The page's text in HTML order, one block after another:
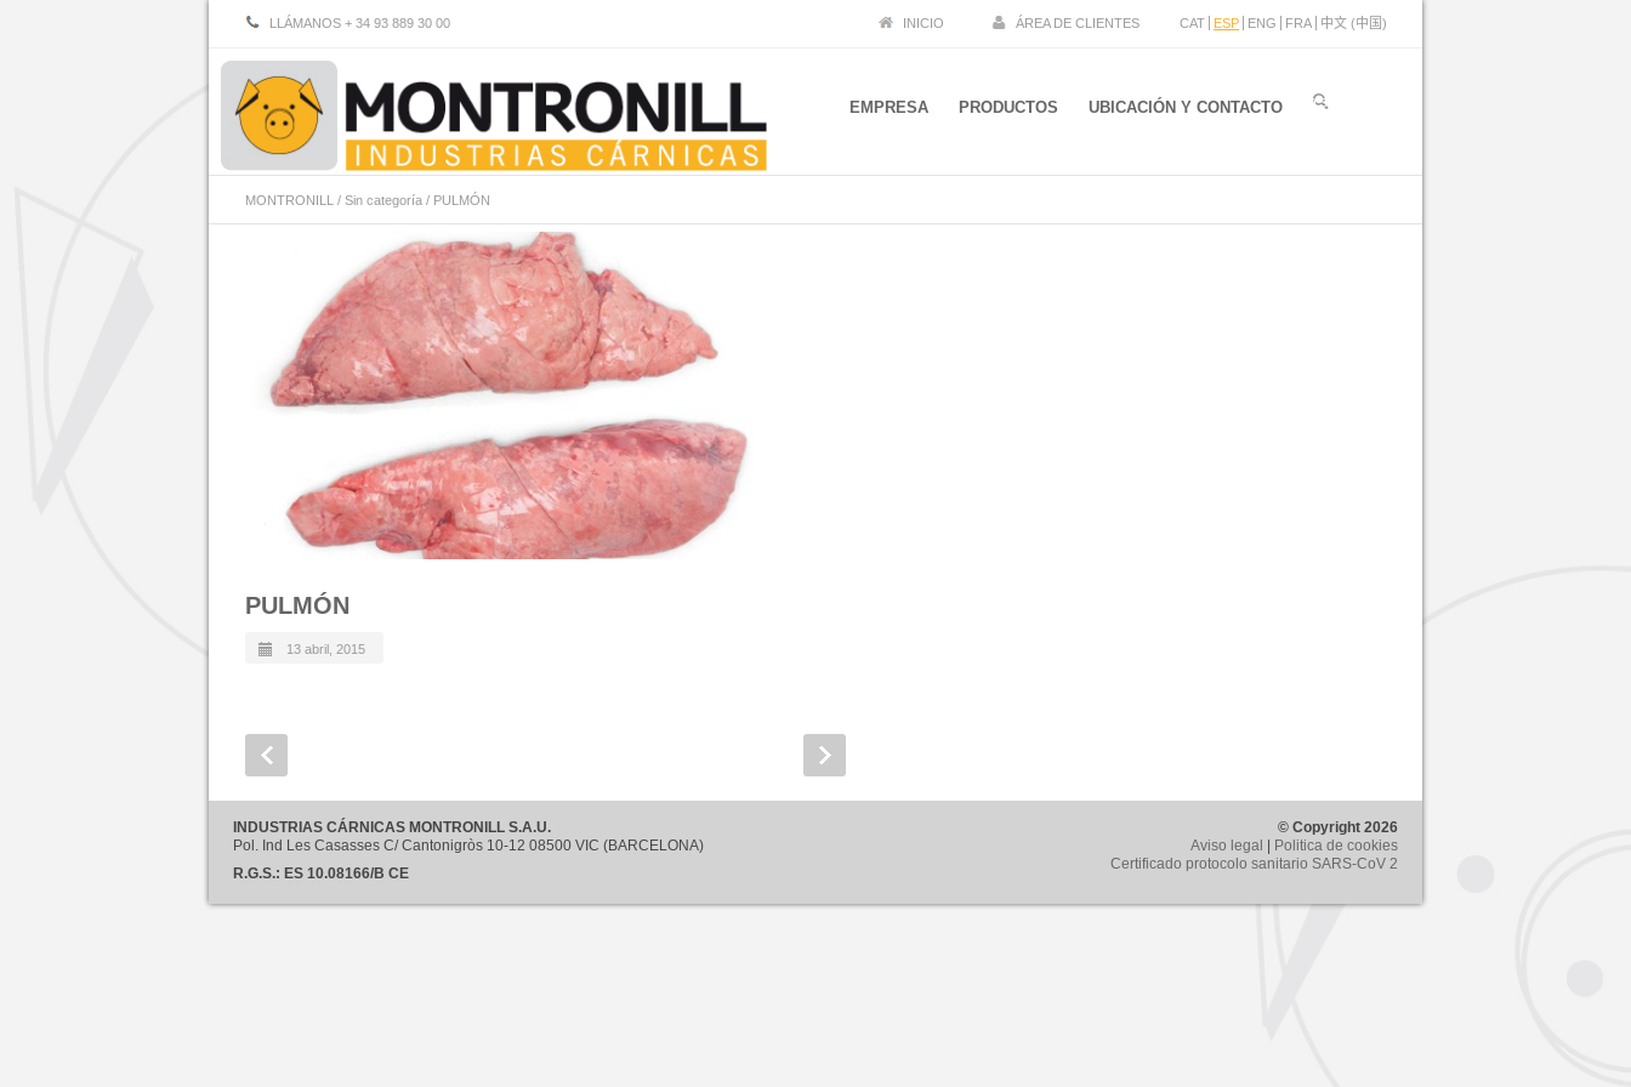
LLÁMANOS + 34 93 889 30 00 INICIO ÁREA DE CLIENTES CAT ESP ENG FRA 中文 (中国)
EMPRESA PRODUCTOS UBICACIÓN Y CONTACTO
MONTRONILL / Sin categoría / PULMÓN
PULMÓN
13 abril, 2015
INDUSTRIAS CÁRNICAS MONTRONILL S.A.U.
Pol. Ind Les Casasses C/ Cantonigròs 10-12 08500 VIC (BARCELONA)
R.G.S.: ES 10.08166/B CE
© Copyright 2026
Aviso legal
Politica de cookies
Certificado protocolo sanitario SARS-CoV 2